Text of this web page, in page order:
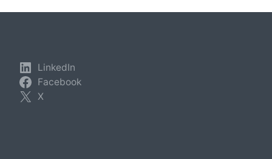
LinkedIn
Facebook
X